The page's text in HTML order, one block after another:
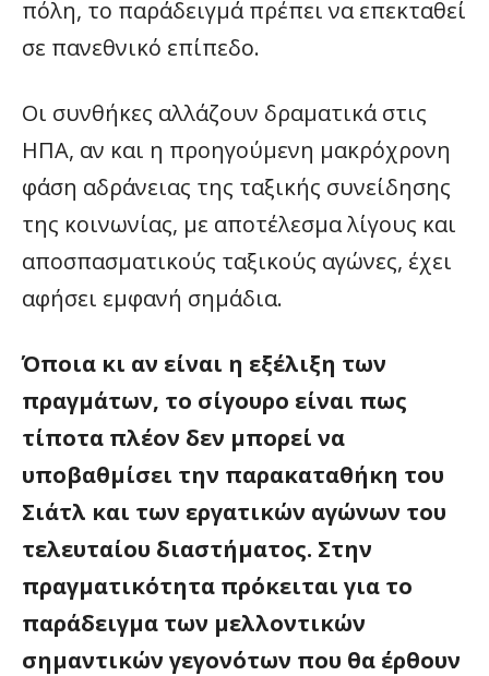
πόλη, το παράδειγμά πρέπει να επεκταθεί
σε πανεθνικό επίπεδο.
Οι συνθήκες αλλάζουν δραματικά στις
ΗΠΑ, αν και η προηγούμενη μακρόχρονη
φάση αδράνειας της ταξικής συνείδησης
της κοινωνίας, με αποτέλεσμα λίγους και
αποσπασματικούς ταξικούς αγώνες, έχει
αφήσει εμφανή σημάδια.
Όποια κι αν είναι η εξέλιξη των
πραγμάτων, το σίγουρο είναι πως
τίποτα πλέον δεν μπορεί να
υποβαθμίσει την παρακαταθήκη του
Σιάτλ και των εργατικών αγώνων του
τελευταίου διαστήματος. Στην
πραγματικότητα πρόκειται για το
παράδειγμα των μελλοντικών
σημαντικών γεγονότων που θα έρθουν